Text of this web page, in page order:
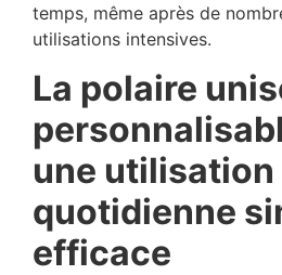
temps, même après de
utilisations intensives.
La polaire
une utilisation
quotidienne
efficace